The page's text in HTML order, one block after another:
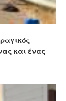
και ένας